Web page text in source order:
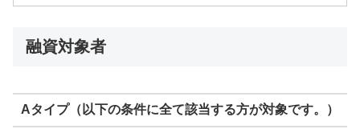
融資対象者
Aタイプ（以下の条件に全て該当する方が対象です。）